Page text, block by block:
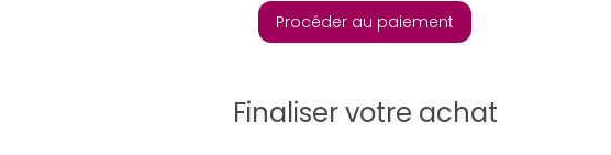
Procéder au paiement
Finaliser votre achat